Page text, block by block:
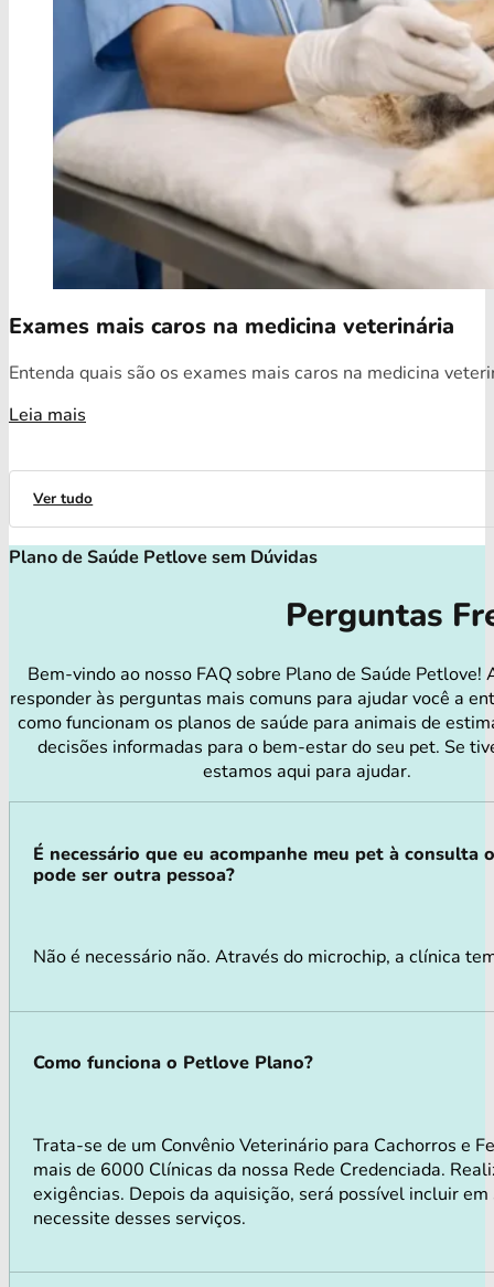
Exames mais caros na medicina veterinária
Entenda quais são os exames mais caros na medicina
Leia mais
Ver tudo
Plano de Saúde Petlove sem Dúvidas
Perguntas
Bem-vindo ao nosso FAQ sobre Plano de Saúde Petlove!
responder às perguntas mais comuns para ajudar você a
como funcionam os planos de saúde para animais de
decisões informadas para o bem-estar do seu pet. Se
estamos aqui para ajudar.
É necessário que eu acompanhe meu pet à consulta
pode ser outra pessoa?
Não é necessário não. Através do microchip, a clínica
Como funciona o Petlove Plano?
Trata-se de um Convênio Veterinário para Cachorros e
mais de 6000 Clínicas da nossa Rede Credenciada.
exigências. Depois da aquisição, será possível incluir
necessite desses serviços.